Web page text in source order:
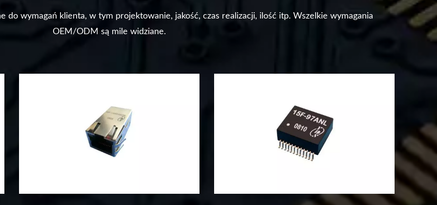
do wymagań klienta, w tym projektowanie, jakość, czas realizacji, ilość itp. Wszelkie wymagania
OEM/ODM są mile widziane.